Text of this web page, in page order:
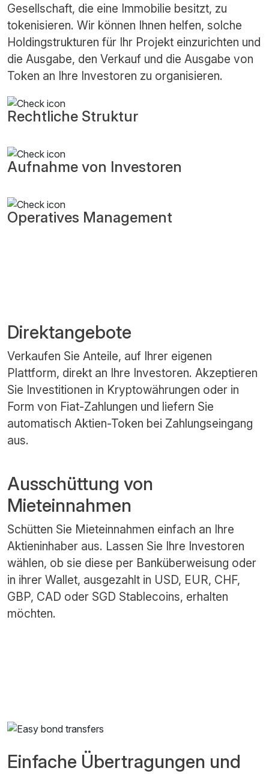
Gesellschaft, die eine Immobilie besitzt, zu
tokenisieren. Wir können Ihnen helfen, solche
Holdingstrukturen für Ihr Projekt einzurichten und
die Ausgabe, den Verkauf und die Ausgabe von
Token an Ihre Investoren zu organisieren.
Rechtliche Struktur
Aufnahme von Investoren
Operatives Management
Direktangebote
Verkaufen Sie Anteile, auf Ihrer eigenen
Plattform, direkt an Ihre Investoren. Akzeptieren
Sie Investitionen in Kryptowährungen oder in
Form von Fiat-Zahlungen und liefern Sie
automatisch Aktien-Token bei Zahlungseingang
aus.
Ausschüttung von
Mieteinnahmen
Schütten Sie Mieteinnahmen einfach an Ihre
Aktieninhaber aus. Lassen Sie Ihre Investoren
wählen, ob sie diese per Banküberweisung oder
in ihrer Wallet, ausgezahlt in USD, EUR, CHF,
GBP, CAD oder SGD Stablecoins, erhalten
möchten.
Einfache Übertragungen und